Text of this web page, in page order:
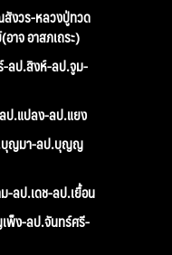
งวร-หลวงปู่ทวด
าจ อาสภเถระ)
-ลป.สิงห์-ลป.จูม-
.แปลง-ลป.แยง
ญมา-ลป.บุญญ
ลป.เดช-ลป.เยื้อน
พ็ง-ลป.จันทร์ศรี-